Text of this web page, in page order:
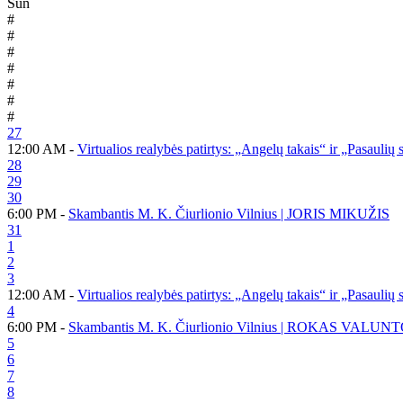
Sun
#
#
#
#
#
#
#
27
12:00 AM - Virtualios realybės patirtys: „Angelų takais“ ir „Pasaulių
28
29
30
6:00 PM - Skambantis M. K. Čiurlionio Vilnius | JORIS MIKUŽIS
31
1
2
3
12:00 AM - Virtualios realybės patirtys: „Angelų takais“ ir „Pasaulių
4
6:00 PM - Skambantis M. K. Čiurlionio Vilnius | ROKAS
5
6
7
8